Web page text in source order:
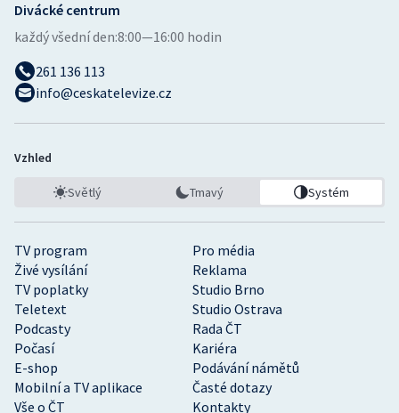
TV program
Pro média
Živé vysílání
Reklama
TV poplatky
Studio Brno
Teletext
Studio Ostrava
Podcasty
Rada ČT
Počasí
Kariéra
E-shop
Podávání námětů
Mobilní a TV aplikace
Časté dotazy
Vše o ČT
Kontakty
Divácké centrum
každý všední den:8:00—16:00 hodin
261 136 113
info@ceskatelevize.cz
Vzhled
Světlý Tmavý Systém